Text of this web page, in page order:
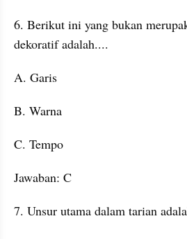
6. Berikut ini yang bukan
dekoratif adalah....
A. Garis
B. Warna
C. Tempo
Jawaban: C
7. Unsur utama dalam tarian